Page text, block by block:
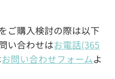
をご購入検討の際は以下
い合わせはお電話(365
お問い合わせフォームよ